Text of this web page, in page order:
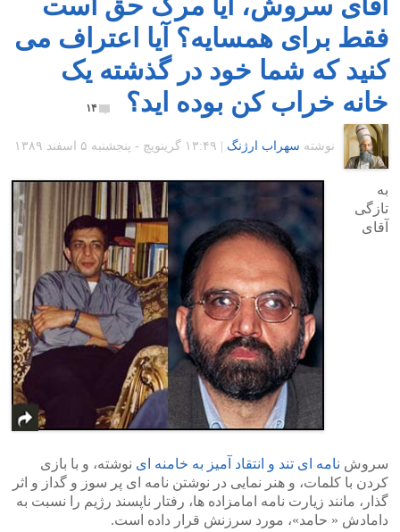
فقط برای همسایه؟ آیا اعتراف می
کنید که شما خود در گذشته یک
خانه خراب کن بوده اید؟
۱۴
نوشته سهراب ارژنگ ۱۳:۴۹ گرينويچ - پنجشنبه ۵ اسفند ۱۳۸۹
به
تازگی
آقای
سروش نامه ای تند و انتقاد آمیز به خامنه ای نوشته، و با بازی
کردن با کلمات، و هنر نمایی در نوشتن نامه ای پر سوز و گداز و اثر
گذار، مانند زیارت نامه امامزاده ها، رفتار ناپسند رژیم را نسبت به
دامادش « حامد»، مورد سرزنش قرار داده است.